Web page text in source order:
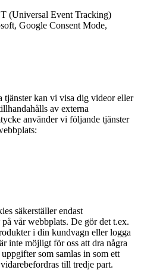
(Universal Event Tracking)
Google Consent Mode,
tjänster kan vi visa dig videor eller
av externa
använder vi följande tjänster
säkerställer endast
vår webbplats. De gör det t.ex.
i din kundvagn eller logga
inte möjligt för oss att dra några
som samlas in som ett
till tredje part.